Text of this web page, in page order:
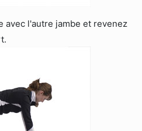
avec l'autre jambe et revenez